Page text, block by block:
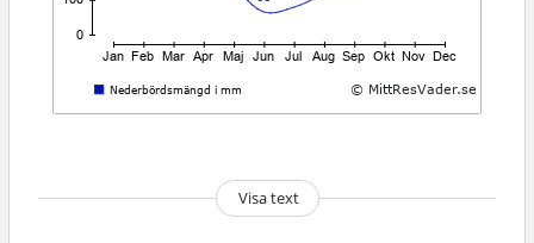
Visa text